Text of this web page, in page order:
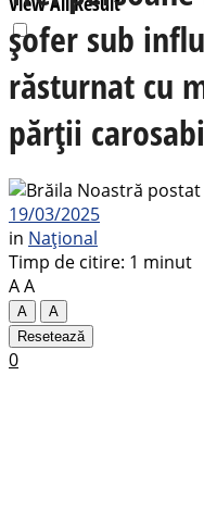
șofer sub
răsturnat cu
părții
19/03/2025
in Național
Timp de citire: 1 minut
AA
A
A
Resetează
0